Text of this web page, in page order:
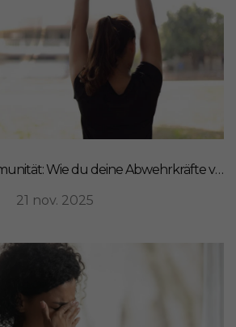
Natürliche 360º-Immunität: Wie du deine Abwehrkräfte von innen stärkst
21 nov. 2025